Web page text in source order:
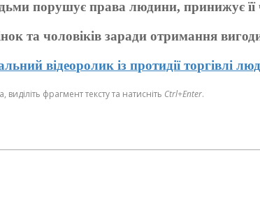
порушує права людини, принижує її
та чоловіків заради отримання
відеоролик із протидії торгівлі
фрагмент тексту та натисніть Ctrl+Enter.